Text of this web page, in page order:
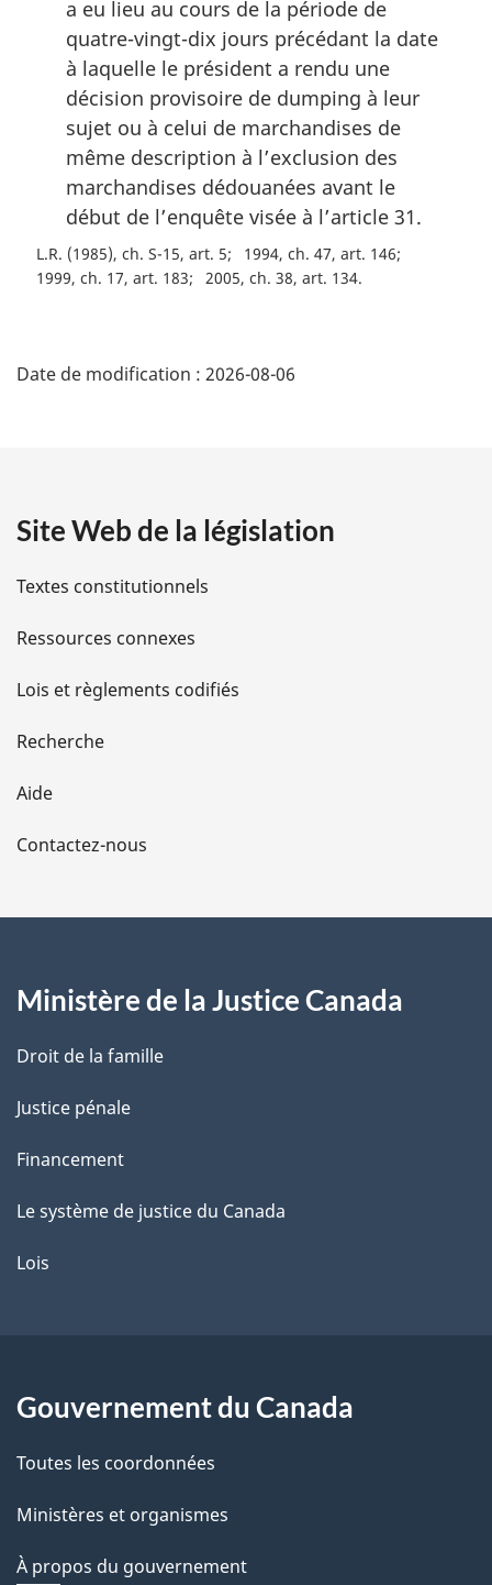
a eu lieu au cours de la période de
quatre-vingt-dix jours précédant la date
à laquelle le président a rendu une
décision provisoire de dumping à leur
sujet ou à celui de marchandises de
même description à l’exclusion des
marchandises dédouanées avant le
début de l’enquête visée à l’article 31.
L.R. (1985), ch. S-15, art. 5
1994, ch. 47, art. 146
1999, ch. 17, art. 183
2005, ch. 38, art. 134
é
i
l
s
d
e
l
a
e
Date de modification : 2026-08-06
Site Web de la législation
Textes constitutionnels
Ressources connexes
Lois et règlements codifiés
Recherche
Aide
Contactez-nous
Ministère de la Justice Canada
Droit de la famille
Justice pénale
Financement
Le système de justice du Canada
Lois
Gouvernement du Canada
Toutes les coordonnées
Ministères et organismes
À propos du gouvernement